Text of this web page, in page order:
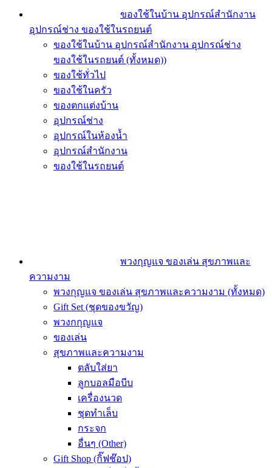
ของใช้ในบ้าน อุปกรณ์สำนักงาน
อุปกรณ์ช่าง ของใช้ในรถยนต์
ของใช้ในบ้าน อุปกรณ์สำนักงาน อุปกรณ์ช่าง
ของใช้ในรถยนต์ (ทั้งหมด))
ของใช้ทั่วไป
ของใช้ในครัว
ของตกแต่งบ้าน
อุปกรณ์ช่าง
อุปกรณ์ในห้องน้ำ
อุปกรณ์สำนักงาน
ของใช้ในรถยนต์
พวงกุญแจ ของเล่น สุขภาพและ
ความงาม
พวงกุญแจ ของเล่น สุขภาพและความงาม (ทั้งหมด)
Gift Set (ชุดของขวัญ)
พวงกกุญแจ
ของเล่น
สุขภาพและความงาม
ตลับใส่ยา
ลูกบอลมือบีบ
เครื่องนวด
ชุดทำเล็บ
กระจก
อื่นๆ (Other)
Gift Shop (กิ๊ฟช๊อป)